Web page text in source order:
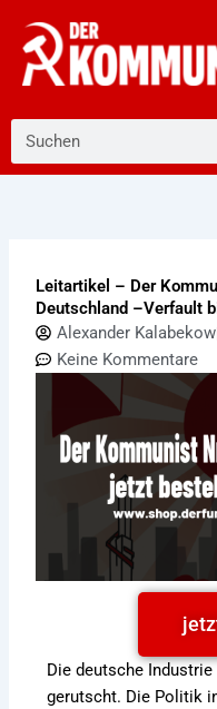
Inhalt
springen
Leitartikel – Der
Deutschland –Verfault
Alexander Kalabekow
Keine Kommentare
Die deutsche
gerutscht. Die Politik